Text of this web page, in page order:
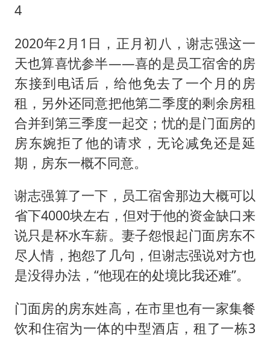
4
2020年2月1日，正月初八，谢志强这一
天也算喜忧参半——喜的是员工宿舍的房
东接到电话后，给他免去了一个月的房
租，另外还同意把他第二季度的剩余房租
合并到第三季度一起交；忧的是门面房的
房东婉拒了他的请求，无论减免还是延
期，房东一概不同意。
谢志强算了一下，员工宿舍那边大概可以
省下4000块左右，但对于他的资金缺口来
说只是杯水车薪。妻子怨恨起门面房东不
尽人情，抱怨了几句，但谢志强说对方也
是没得办法，“他现在的处境比我还难”。
门面房的房东姓高，在市里也有一家集餐
饮和住宿为一体的中型酒店，租了一栋3